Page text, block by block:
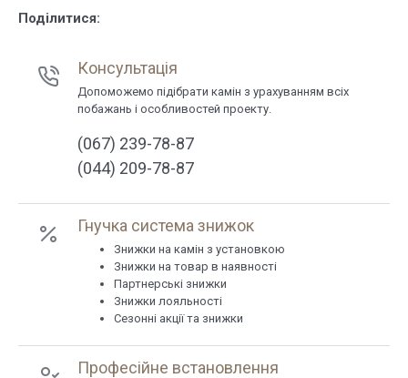
Поділитися:
Консультація
Допоможемо підібрати камін з урахуванням всіх
побажань і особливостей проекту.
(067) 239-78-87
(044) 209-78-87
Гнучка система знижок
Знижки на камін з установкою
Знижки на товар в наявності
Партнерські знижки
Знижки лояльності
Сезонні акції та знижки
Професійне встановлення